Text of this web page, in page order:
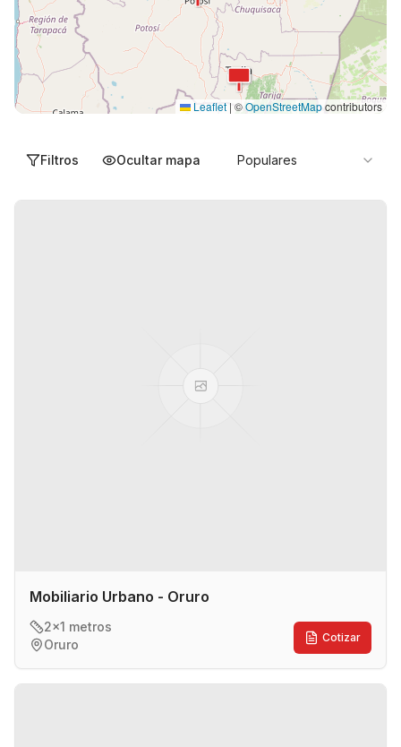
Leaflet | ©OpenStreetMapcontributors
Filtros Ocultar mapa Populares
Mobiliario Urbano - Oruro
2x1 metros
Oruro
Cotizar